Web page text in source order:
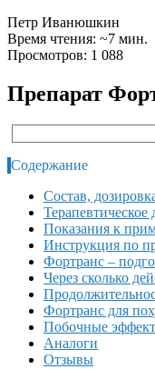
Петр Иванюшкин
Время чтения: ~7 мин.
Просмотров: 1 088
Препарат
Содержание
Состав,
Терапевтическое
Показания к
Инструкция по
Фортранс –
Через сколько
Фортранс для
Побочные
Аналоги
Отзывы